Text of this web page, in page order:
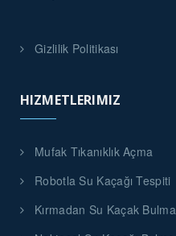
Gizlilik Politikası
HIZMETLERIMIZ
Mufak Tıkanıklık Açma
Robotla Su Kaçağı Tespiti
Kırmadan Su Kaçak Bulma